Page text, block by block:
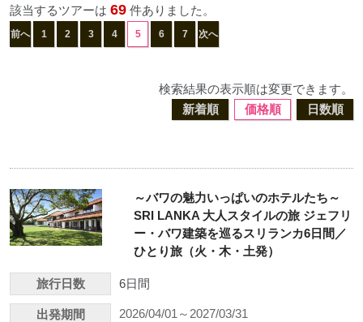
該当するツアーは 69 件ありました。
前へ 1 2 3 4 5 6 7 次へ
検索結果の表示順は変更できます。
新着順
価格順 日数順
～バワの魅力いっぱいのホテルたち～
SRI LANKA 大人スタイルの旅 ジェフリ
ー・バワ建築を巡るスリランカ6日間／
ひとり旅（火・木・土発）
旅行日数 6日間
出発期間 2026/04/01～2027/03/31